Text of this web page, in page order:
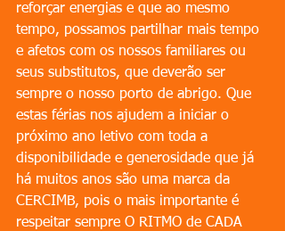
reforçar energias e que ao mesmo
tempo, possamos partilhar mais tempo
e afetos com os nossos familiares ou
seus substitutos, que deverão ser
sempre o nosso porto de abrigo. Que
estas férias nos ajudem a iniciar o
próximo ano letivo com toda a
disponibilidade e generosidade que já
há muitos anos são uma marca da
CERCIMB, pois o mais importante é
respeitar sempre O RITMO de CADA